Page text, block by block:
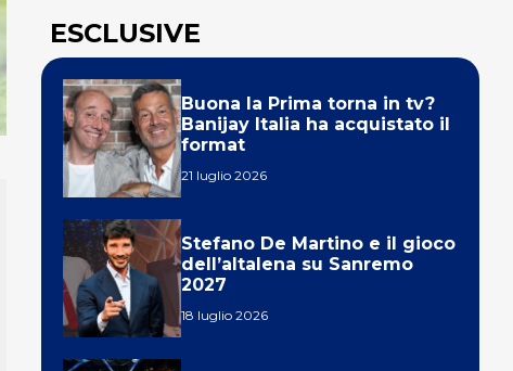
ESCLUSIVE
Buona la Prima torna in tv?
Banijay Italia ha acquistato il
format
21 luglio 2026
Stefano De Martino e il gioco
dell’altalena su Sanremo
2027
18 luglio 2026